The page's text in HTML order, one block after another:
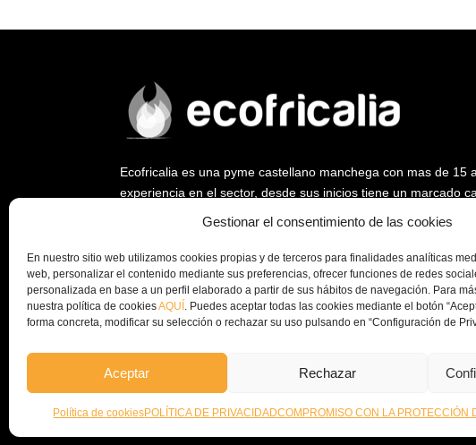
Gestionar el consentimiento de las cookies
En nuestro sitio web utilizamos cookies propias y de terceros para finalidades analíticas
web, personalizar el contenido mediante sus preferencias, ofrecer funciones de redes
personalizada en base a un perfil elaborado a partir de sus hábitos de navegación. Para
nuestra política de cookiesAQUÍ . Puedes aceptar todas las cookies mediante el botón
forma concreta, modificar su selección o rechazar su uso pulsando en “Configuración de
Aceptar Rechazar
Política de cookiesPOLÍTICA DE PRIVACIDADCOMPROMISO CON LA PROTECCIÓN
Ecofricalia es una pyme castellano manchega con mas de 15
experiencia en el sector, desde sus inicios tiene un marcado
ya que fue empresa pionera en abrir un nuevo mercado en
Desde Ecofricalia, seguimos trabajando a nivel nacional e
instalación de plantas de peletizado y equipos
la economía circular y el aprovechamiento de los recursos de
empresa.
© Copyright 2024 – Ecofricalia POLÍTICA DE PRIVACIDAD